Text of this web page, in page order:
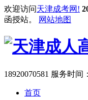
欢迎访问天津成考网!
函授站。
网站地图
18920070581 服务时间
首页